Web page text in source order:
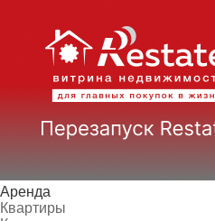
Аренда
Квартиры